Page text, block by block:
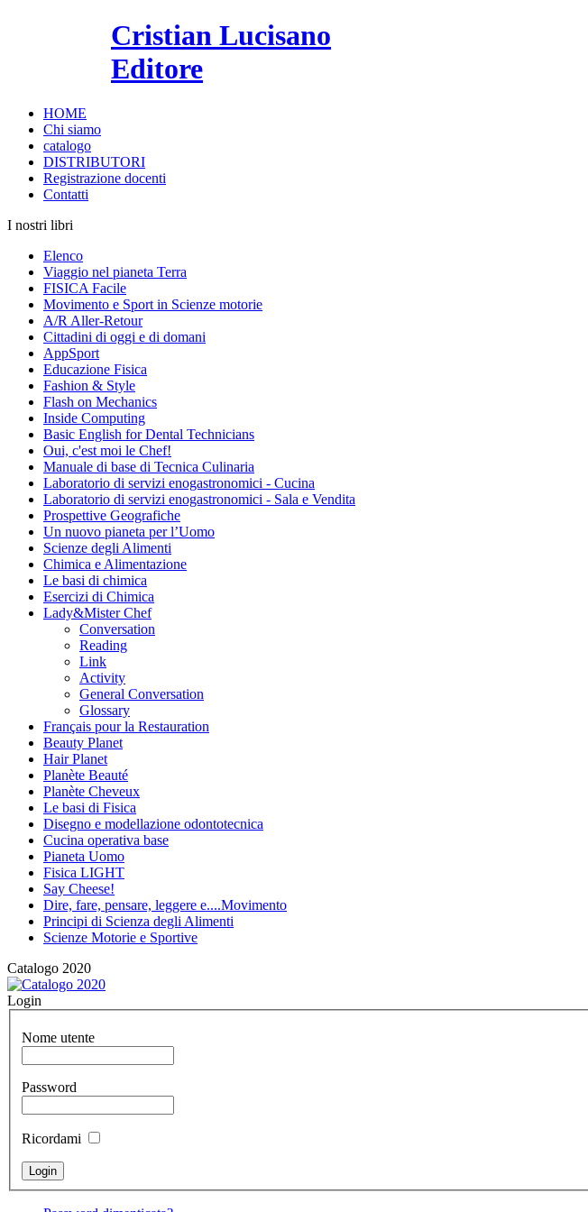
Cristian Lucisano
Editore
HOME
Chi siamo
catalogo
DISTRIBUTORI
Registrazione docenti
Contatti
I nostri libri
Elenco
Viaggio nel pianeta Terra
FISICA Facile
Movimento e Sport in Scienze motorie
A/R Aller-Retour
Cittadini di oggi e di domani
AppSport
Educazione Fisica
Fashion & Style
Flash on Mechanics
Inside Computing
Basic English for Dental Technicians
Oui, c'est moi le Chef!
Manuale di base di Tecnica Culinaria
Laboratorio di servizi enogastronomici - Cucina
Laboratorio di servizi enogastronomici - Sala e Vendita
Prospettive Geografiche
Un nuovo pianeta per l’Uomo
Scienze degli Alimenti
Chimica e Alimentazione
Le basi di chimica
Esercizi di Chimica
Lady&Mister Chef
Conversation
Reading
Link
Activity
General Conversation
Glossary
Français pour la Restauration
Beauty Planet
Hair Planet
Planète Beauté
Planète Cheveux
Le basi di Fisica
Disegno e modellazione odontotecnica
Cucina operativa base
Pianeta Uomo
Fisica LIGHT
Say Cheese!
Dire, fare, pensare, leggere e....Movimento
Principi di Scienza degli Alimenti
Scienze Motorie e Sportive
Catalogo 2020
Login
Nome utente
Password
Ricordami